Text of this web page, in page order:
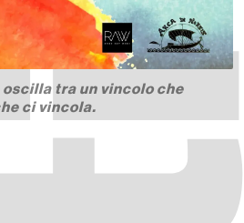
tra un vincolo che
ci vincola.